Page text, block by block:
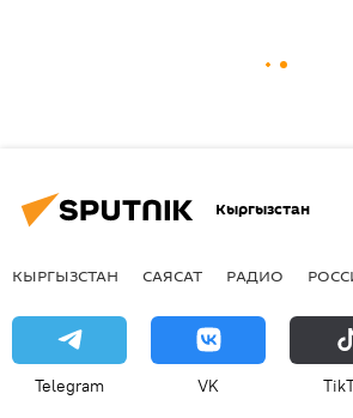
Кыргызстан
КЫРГЫЗСТАН САЯСАТ РАДИО
Telegram VK